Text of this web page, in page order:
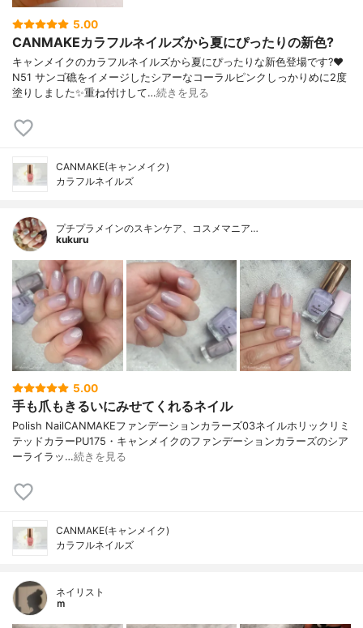
5.00
CANMAKEカラフルネイルズから夏にぴったりの新色?
キャンメイクのカラフルネイルズから夏にぴったりな新色登場です?❤️
N51 サンゴ礁をイメージしたシアーなコーラルピンクしっかりめに2度
塗りしました✨重ね付けして…続きを見る
CANMAKE(キャンメイク)
カラフルネイルズ
プチプラメインのスキンケア、コスメマニア…
kukuru
5.00
手も爪もきるいにみせてくれるネイル
Polish NailCANMAKEファンデーションカラーズ03ネイルホリックリミ
テッドカラーPU175・キャンメイクのファンデーションカラーズのシア
ーライラッ…続きを見る
CANMAKE(キャンメイク)
カラフルネイルズ
ネイリスト
ｍ